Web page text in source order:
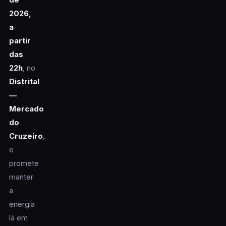
2026,
a
partir
das
22h, no
Distrital
—
Mercado
do
Cruzeiro,
e
promete
manter
a
energia
lá em